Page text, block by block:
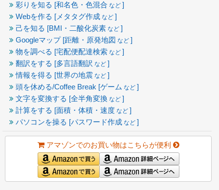
彩りを知る [和名色・色混合 など ]
Webを作る [メタタグ作成 など ]
己を知る [BMI・二酸化炭素 など ]
Googleマップ [距離・原発地図 など ]
物を調べる [宅配便配達検索 など ]
翻訳をする [多言語翻訳 など ]
情報を得る [世界の地震 など ]
頭を休める/Coffee Break [ゲーム など ]
文字を変換する [全半角変換 など ]
計算をする [面積・体積・速度 など ]
パソコンを操る [パスワード作成 など ]
アマゾンでのお買い物はこちらが便利